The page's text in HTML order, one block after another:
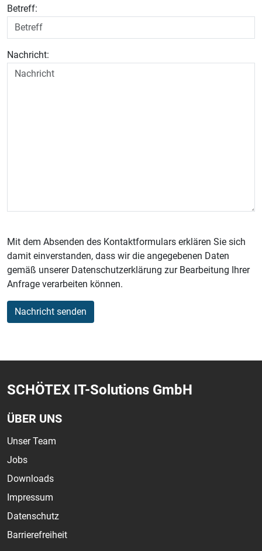
Betreff:
Nachricht:
Mit dem Absenden des Kontaktformulars erklären Sie sich
damit einverstanden, dass wir die angegebenen Daten
gemäß unserer Datenschutzerklärung zur Bearbeitung Ihrer
Anfrage verarbeiten können.
Nachricht senden
SCHÖTEX IT-Solutions GmbH
ÜBER UNS
Unser Team
Jobs
Downloads
Impressum
Datenschutz
Barrierefreiheit